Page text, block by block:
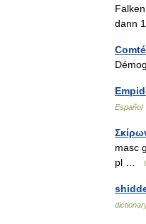
dann
Español
masc
pl …